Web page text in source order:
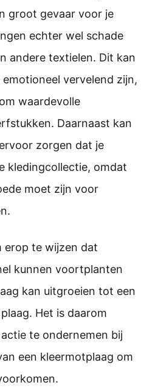
groot gevaar voor je
echter wel schade
andere textielen. Dit kan
vervelend zijn,
waardevolle
Daarnaast kan
zorgen dat je
kledingcollectie, omdat
moet zijn voor
erop te wijzen dat
kunnen voortplanten
kan uitgroeien tot een
Het is daarom
te ondernemen bij
een kleermotplaag om